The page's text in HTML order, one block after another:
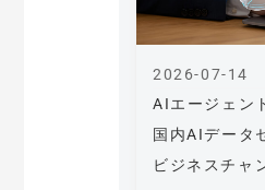
AIエージェン
国内AIデータ
ビジネスチャ
2026-07-14